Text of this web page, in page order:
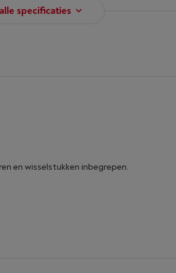
specificaties
en wisselstukken inbegrepen.